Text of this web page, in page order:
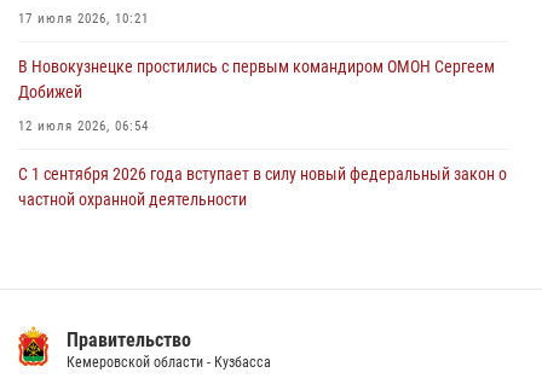
06 августа 2026, 07:16
17 июля 2026, 10:21
В Новокузнецке простились с первым командиром ОМОН Сергеем
Добижей
12 июля 2026, 06:54
С 1 сентября 2026 года вступает в силу новый федеральный закон о
частной охранной деятельности
14 июля 2026, 08:52 1
Правительство
Кемеровской области - Кузбасса